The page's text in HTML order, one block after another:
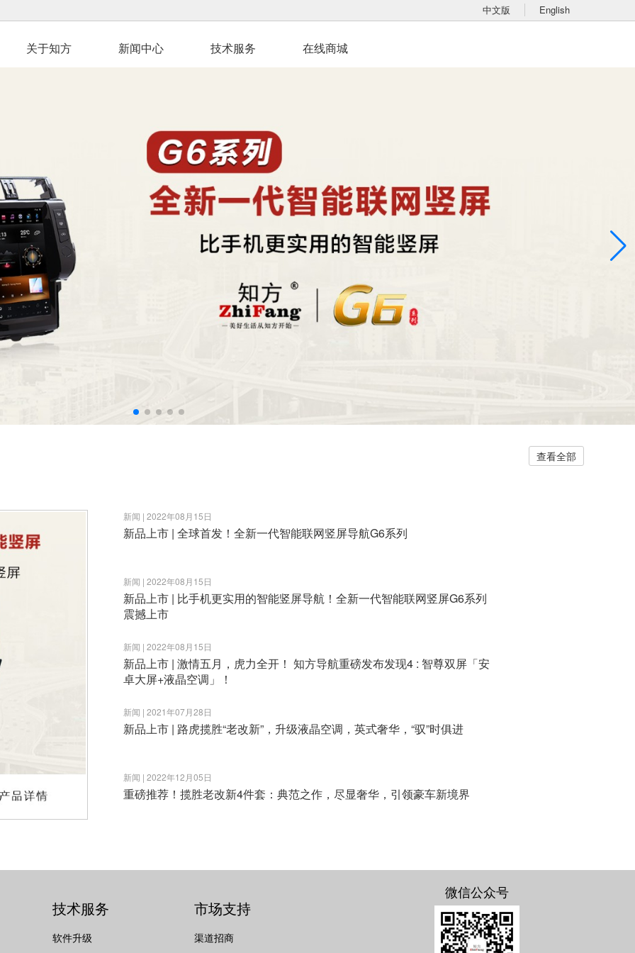
English
中文版
关于知方 新闻中心 技术服务 在线商城
查看全部
新闻 | 2022年08月15日
新品上市 | 全球首发！全新一代智能联网竖屏导航G6系列
新闻 | 2022年08月15日
新品上市 | 比手机更实用的智能竖屏导航！全新一代智能联网竖屏G6系列
震撼上市
新闻 | 2022年08月15日
新品上市 | 激情五月，虎力全开！ 知方导航重磅发布发现4 : 智尊双屏「安
卓大屏+液晶空调」！
新闻 | 2021年07月28日
新品上市 | 路虎揽胜“老改新”，升级液晶空调，英式奢华，“驭”时俱进
新闻 | 2022年12月05日
重磅推荐！揽胜老改新4件套：典范之作，尽显奢华，引领豪车新境界
微信公众号
技术服务
软件升级
市场支持
渠道招商